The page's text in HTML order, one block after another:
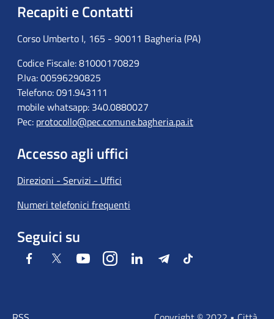
Recapiti e Contatti
Corso Umberto I, 165 - 90011 Bagheria (PA)
Codice Fiscale: 81000170829
P.Iva: 00596290825
Telefono: 091.943111
mobile whatsapp: 340.0880027
Pec: protocollo@pec.comune.bagheria.pa.it
Accesso agli uffici
Direzioni - Servizi - Uffici
Numeri telefonici frequenti
Seguici su
Facebook Twitter YoutubeInstagramLinkedIn TelegramTiktok